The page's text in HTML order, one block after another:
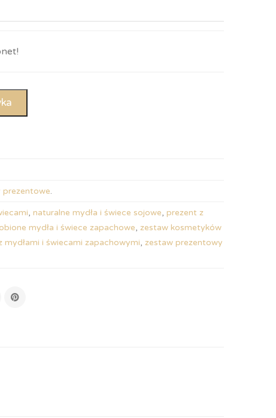
prezentowe.
,naturalne mydła i świece sojowe,prezent z
mydła i świece zapachowe,zestaw kosmetyków
mydłami i świecami zapachowymi,zestaw prezentowy